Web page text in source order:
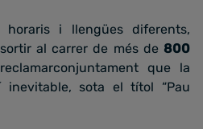
horaris i llengües diferents,
al carrer de més de 800
que la
sota el títol “Pau